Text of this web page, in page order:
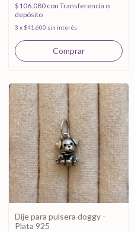
$106.080 con Transferencia o
depósito
3 x $41.600 sin interés
Dije para pulsera doggy -
Plata 925